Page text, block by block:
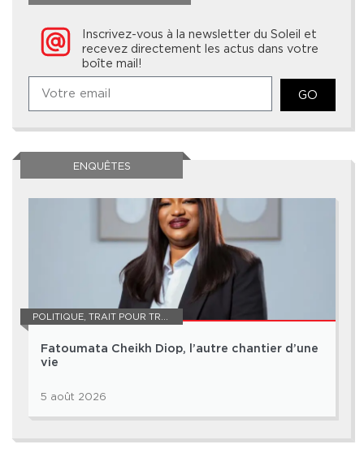
Inscrivez-vous à la newsletter du Soleil et
recevez directement les actus dans votre
boîte mail!
GO
ENQUÊTES
POLITIQUE, TRAIT POUR TRAIT
Fatoumata Cheikh Diop, l’autre chantier d’une
vie
5 août 2026